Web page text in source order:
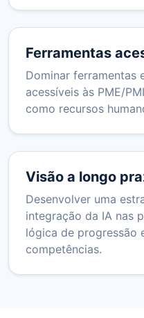
Ferramentas
Dominar ferramentas
acessíveis às PME/
como recursos
Visão a longo
Desenvolver uma
integração da IA nas
lógica de progressão
competências.